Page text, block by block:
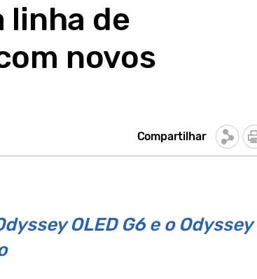
linha de
novos
Compartilhar
OLED G6 e o Odyssey